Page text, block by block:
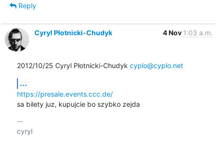
Reply
Cyryl Płotnicki-Chudyk 4 Nov 1:03 a.m.
2012/10/25 Cyryl Płotnicki-Chudyk cyplo@cyplo.net
...
https://presale.events.ccc.de/
sa bilety juz, kupujcie bo szybko zejda
--
cyryl